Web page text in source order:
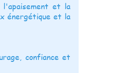
et la
énergétique et la
confiance et